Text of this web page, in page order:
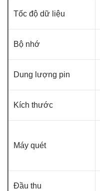
Tốc độ dữ liệu
Bộ nhớ
Dung lượng pin
Kích thước
Máy quét
Đầu thu